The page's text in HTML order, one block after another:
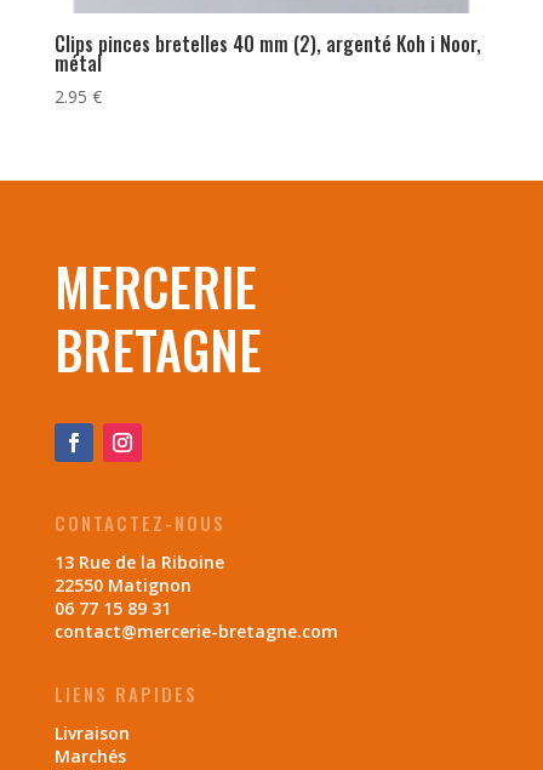
Clips pinces bretelles 40 mm (2), argenté Koh i Noor,
métal
2.95 €
MERCERIE
BRETAGNE
CONTACTEZ-NOUS
13 Rue de la Riboine
22550 Matignon
06 77 15 89 31
contact@mercerie-bretagne.com
LIENS RAPIDES
Livraison
Marchés